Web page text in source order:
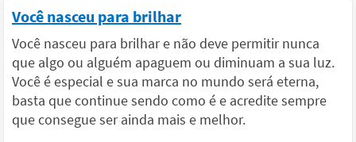
Você nasceu para brilhar
Você nasceu para brilhar e não deve permitir nunca
que algo ou alguém apaguem ou diminuam a sua luz.
Você é especial e sua marca no mundo será eterna,
basta que continue sendo como é e acredite sempre
que consegue ser ainda mais e melhor.